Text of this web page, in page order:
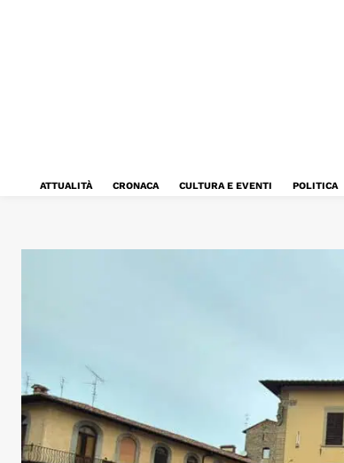
ATTUALITÀ CRONACA CULTURA E EVENTI POLITICA